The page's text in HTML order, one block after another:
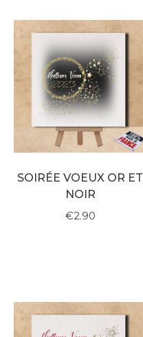
SOIRÉE VOEUX OR ET
NOIR
€2.90